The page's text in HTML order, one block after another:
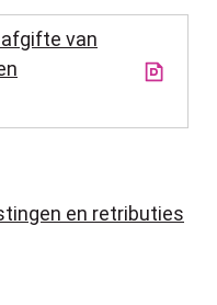
van
en retributies